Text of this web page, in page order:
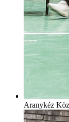
Aranykéz